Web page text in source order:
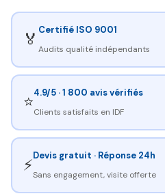
🏅 Certifié ISO 9001
Audits qualité indépendants
⭐4.9/5 · 1 800 avis vérifiés
Clients satisfaits en IDF
⚡Devis gratuit · Réponse 24h
Sans engagement, visite offerte